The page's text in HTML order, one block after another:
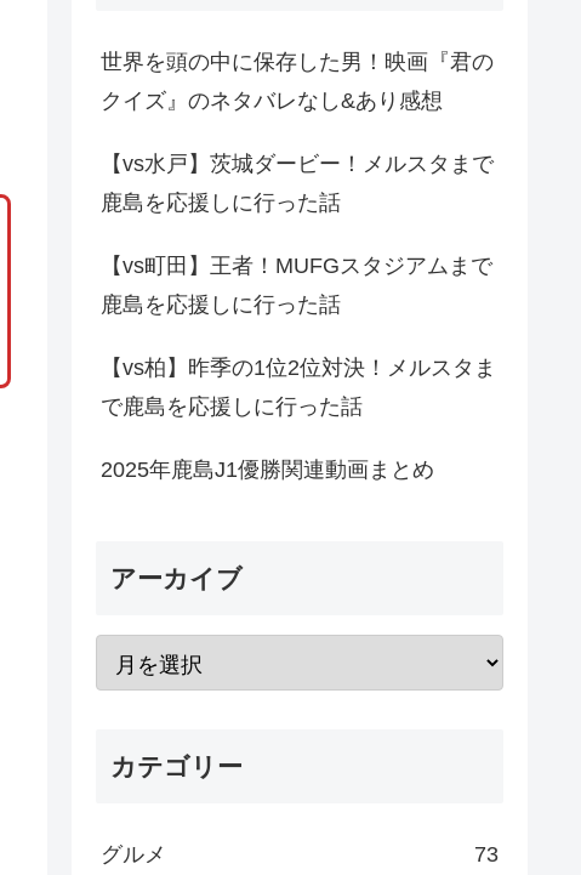
世界を頭の中に保存した男！映画『君の
クイズ』のネタバレなし&あり感想
【vs水戸】茨城ダービー！メルスタまで
鹿島を応援しに行った話
【vs町田】王者！MUFGスタジアムまで
鹿島を応援しに行った話
【vs柏】昨季の1位2位対決！メルスタま
で鹿島を応援しに行った話
2025年鹿島J1優勝関連動画まとめ
アーカイブ
カテゴリー
グルメ 73